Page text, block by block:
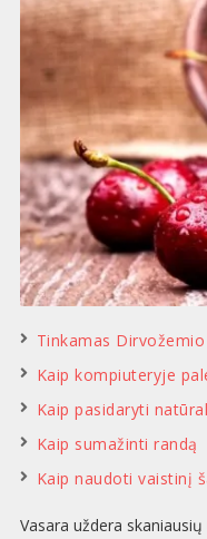
Tinkamas
Kaip kompiuteryje
Kaip pasidaryti
Kaip sumažinti randą
Kaip naudoti vaistinį
Vasara uždera